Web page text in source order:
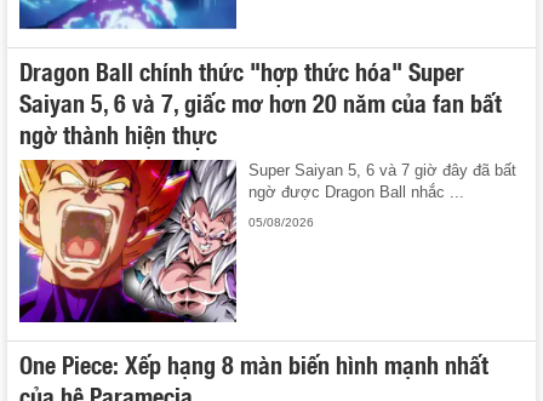
Dragon Ball chính thức "hợp thức hóa" Super
Saiyan 5, 6 và 7, giấc mơ hơn 20 năm của fan bất
ngờ thành hiện thực
Super Saiyan 5, 6 và 7 giờ đây đã bất
ngờ được Dragon Ball nhắc ...
05/08/2026
One Piece: Xếp hạng 8 màn biến hình mạnh nhất